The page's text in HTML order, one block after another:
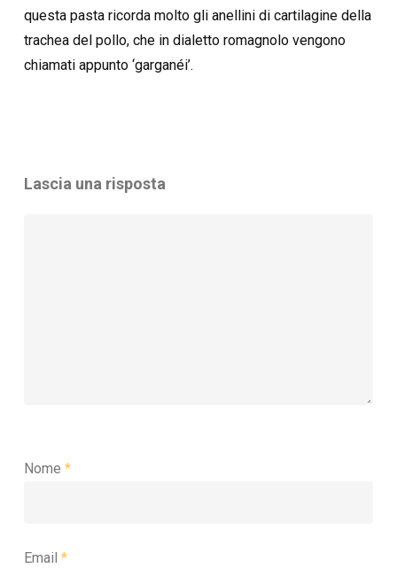
questa pasta ricorda molto gli anellini di cartilagine della
trachea del pollo, che in dialetto romagnolo vengono
chiamati appunto ‘garganéi’.
Lascia una risposta
Nome *
Email *